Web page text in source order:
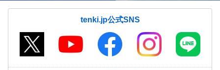
tenki.jp公式SNS